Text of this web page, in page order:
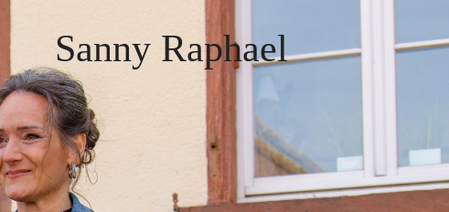
Sanny Raphael